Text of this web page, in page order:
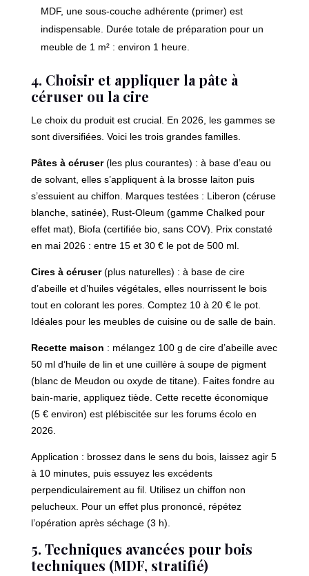
MDF, une sous-couche adhérente (primer) est
indispensable. Durée totale de préparation pour un
meuble de 1 m² : environ 1 heure.
4. Choisir et appliquer la pâte à
céruser ou la cire
Le choix du produit est crucial. En 2026, les gammes se
sont diversifiées. Voici les trois grandes familles.
Pâtes à céruser(les plus courantes) : à base d’eau ou
de solvant, elles s’appliquent à la brosse laiton puis
s’essuient au chiffon. Marques testées : Liberon (céruse
blanche, satinée), Rust-Oleum (gamme Chalked pour
effet mat), Biofa (certifiée bio, sans COV). Prix constaté
en mai 2026 : entre 15 et 30 € le pot de 500 ml.
Cires à céruser(plus naturelles) : à base de cire
d’abeille et d’huiles végétales, elles nourrissent le bois
tout en colorant les pores. Comptez 10 à 20 € le pot.
Idéales pour les meubles de cuisine ou de salle de bain.
Recette maison : mélangez 100 g de cire d’abeille avec
50 ml d’huile de lin et une cuillère à soupe de pigment
(blanc de Meudon ou oxyde de titane). Faites fondre au
bain-marie, appliquez tiède. Cette recette économique
(5 € environ) est plébiscitée sur les forums écolo en
2026.
Application : brossez dans le sens du bois, laissez agir 5
à 10 minutes, puis essuyez les excédents
perpendiculairement au fil. Utilisez un chiffon non
pelucheux. Pour un effet plus prononcé, répétez
l’opération après séchage (3 h).
5. Techniques avancées pour bois
techniques (MDF, stratifié)